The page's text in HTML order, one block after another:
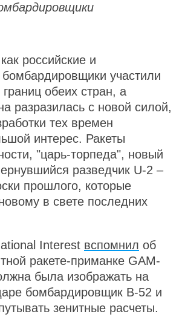
российские и
участили
обеих стран, а
разразилась с новой силой,
тех времен
интерес. Ракеты
"царь-торпеда", новый
разведчик U-2 –
прошлого, которые
в свете последних
Interest вспомнил об
ракете-приманке GAM-
была изображать на
бомбардировщик В-52 и
зенитные расчеты.